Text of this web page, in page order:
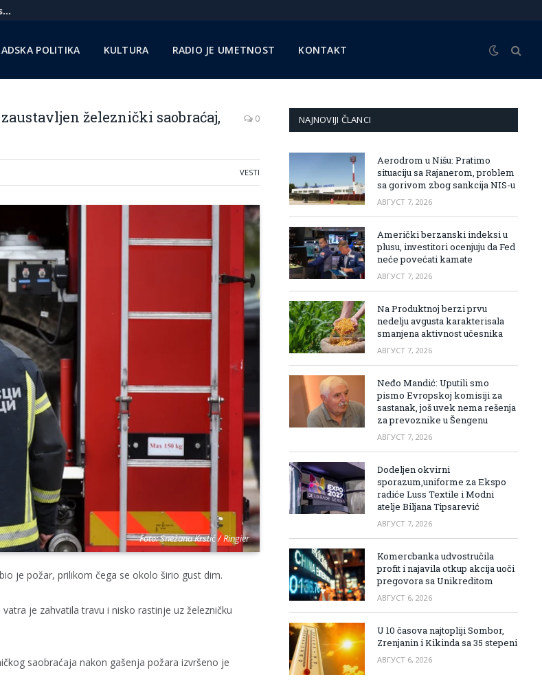
Aerodrom u Nišu: Pratimo situaciju sa Rajanerom, problem sa gorivom zbog sankcija NIS-u
POLITIKA KULTURA RADIO JE UMETNOST KONTAKT
zaustavljen železnički saobraćaj,
0
VESTI
Foto: Snežana Krstić / Ringier
je požar, prilikom čega se okolo širio gust dim.
je zahvatila travu i nisko rastinje uz železničku
saobraćaja nakon gašenja požara izvršeno je
NAJNOVIJI ČLANCI
Aerodrom u Nišu: Pratimo
situaciju sa Rajanerom, problem
sa gorivom zbog sankcija NIS-u
АВГУСТ 7, 2026
Američki berzanski indeksi u
plusu, investitori ocenjuju da Fed
neće povećati kamate
АВГУСТ 7, 2026
Na Produktnoj berzi prvu
nedelju avgusta karakterisala
smanjena aktivnost učesnika
АВГУСТ 7, 2026
Neđo Mandić: Uputili smo
pismo Evropskoj komisiji za
sastanak, još uvek nema rešenja
za prevoznike u Šengenu
АВГУСТ 7, 2026
Dodeljen okvirni
sporazum,uniforme za Ekspo
radiće Luss Textile i Modni
atelje Biljana Tipsarević
АВГУСТ 7, 2026
Komercbanka udvostručila
profit i najavila otkup akcija uoči
pregovora sa Unikreditom
АВГУСТ 6, 2026
U 10 časova najtopliji Sombor,
Zrenjanin i Kikinda sa 35 stepeni
АВГУСТ 6, 2026